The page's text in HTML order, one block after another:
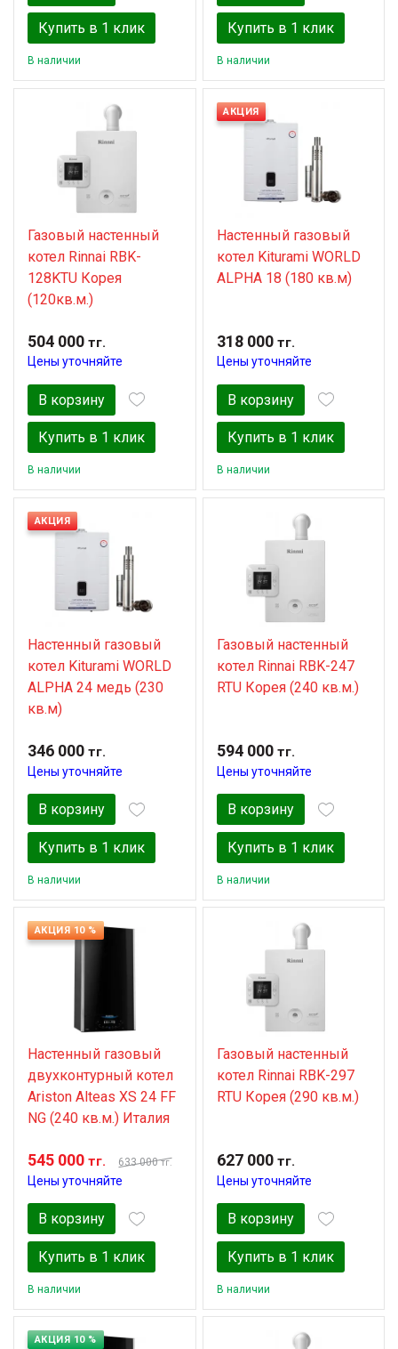
Купить в 1 клик
В наличии
Купить в 1 клик
В наличии
Газовый настенный
котел Rinnai RBK-
128KTU Корея
(120кв.м.)
504 000 тг.
Цены уточняйте
В корзину
Купить в 1 клик
В наличии
АКЦИЯ
Настенный газовый
котел Kiturami WORLD
ALPHA 18 (180 кв.м)
318 000тг.
Цены уточняйте
В корзину
Купить в 1 клик
В наличии
АКЦИЯ
Настенный газовый
котел Kiturami WORLD
ALPHA 24 медь (230
кв.м)
346 000 тг.
Цены уточняйте
В корзину
Купить в 1 клик
В наличии
Газовый настенный
котел Rinnai RBK-247
RTU Корея (240 кв.м.)
594 000тг.
Цены уточняйте
В корзину
Купить в 1 клик
В наличии
АКЦИЯ 10 %
Настенный газовый
двухконтурный котел
Ariston Alteas XS 24 FF
NG (240 кв.м.) Италия
545 000 тг. 633 000тг.
Цены уточняйте
В корзину
Купить в 1 клик
В наличии
Газовый настенный
котел Rinnai RBK-297
RTU Корея (290 кв.м.)
627 000тг.
Цены уточняйте
В корзину
Купить в 1 клик
В наличии
АКЦИЯ 10 %